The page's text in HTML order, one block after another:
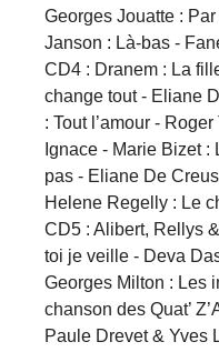
Georges Jouatte :
Janson : Là-bas -
CD4 : Dranem : La
change tout - Eliane
: Tout l’amour -
Ignace - Marie Bizet :
pas - Eliane De
Helene Regelly : Le
CD5 : Alibert, Rellys
toi je veille - Deva
Georges Milton : Les
chanson des Quat’
Paule Drevet & Yves